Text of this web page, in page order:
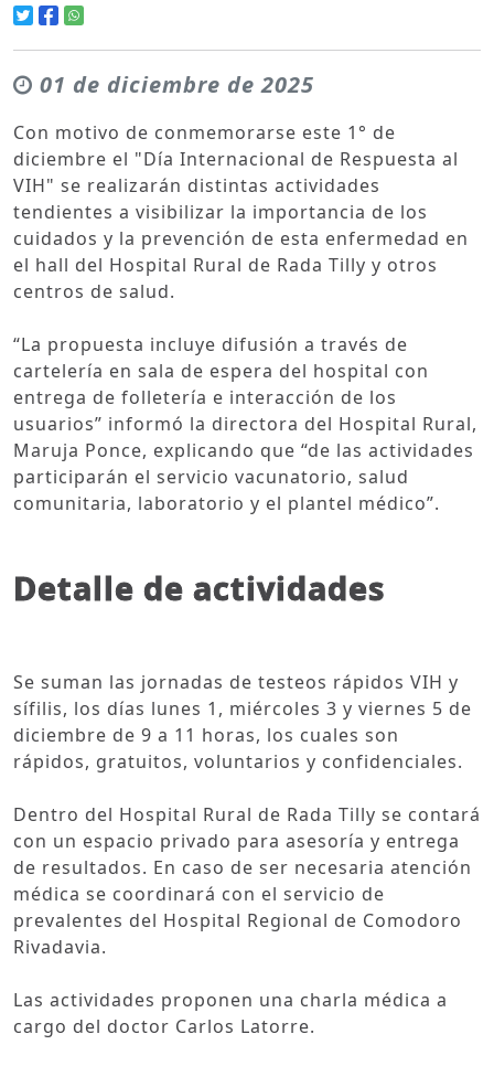
01 de diciembre de 2025
Con motivo de conmemorarse este 1° de
diciembre el "Día Internacional de Respuesta al
VIH" se realizarán distintas actividades
tendientes a visibilizar la importancia de los
cuidados y la prevención de esta enfermedad en
el hall del Hospital Rural de Rada Tilly y otros
centros de salud.
“La propuesta incluye difusión a través de
cartelería en sala de espera del hospital con
entrega de folletería e interacción de los
usuarios” informó la directora del Hospital Rural,
Maruja Ponce, explicando que “de las actividades
participarán el servicio vacunatorio, salud
comunitaria, laboratorio y el plantel médico”.
Detalle de actividades
Se suman las jornadas de testeos rápidos VIH y
sífilis, los días lunes 1, miércoles 3 y viernes 5 de
diciembre de 9 a 11 horas, los cuales son
rápidos, gratuitos, voluntarios y confidenciales.
Dentro del Hospital Rural de Rada Tilly se contará
con un espacio privado para asesoría y entrega
de resultados. En caso de ser necesaria atención
médica se coordinará con el servicio de
prevalentes del Hospital Regional de Comodoro
Rivadavia.
Las actividades proponen una charla médica a
cargo del doctor Carlos Latorre.